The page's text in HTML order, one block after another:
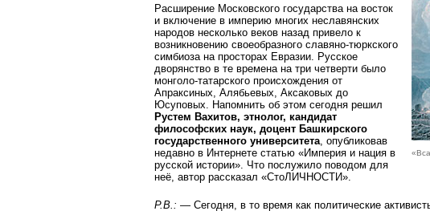
Расширение Московского государства на восток
и включение в империю многих неславянских
народов несколько веков назад привело к
возникновению своеобразного славяно-тюркского
симбиоза на просторах Евразии. Русское
дворянство в те времена на три четверти было
монголо-татарского происхождения от
Апраксиных, Алябьевых, Аксаковых до
Юсуповых. Напомнить об этом сегодня решил
Рустем Вахитов, этнолог, кандидат
философских наук, доцент Башкирского
государственного университета, опубликовав
недавно в Интернете статью «Империя и нация в
русской истории». Что послужило поводом для
неё, автор рассказал «СтоЛИЧНОСТИ».
Р.В.: — Сегодня, в то время как политические